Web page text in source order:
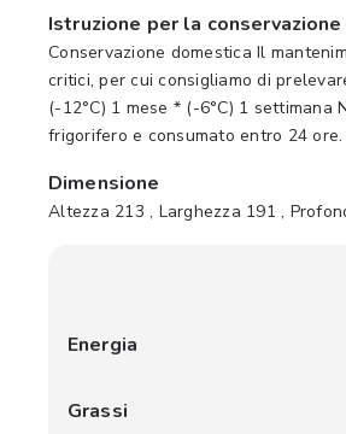
Istruzione per la conservazione
Conservazione domestica Il
critici, per cui consigliamo di
(-12°C) 1 mese * (-6°C) 1
frigorifero e consumato entro 24
Dimensione
Altezza 213 , Larghezza 191 ,
Energia
Grassi